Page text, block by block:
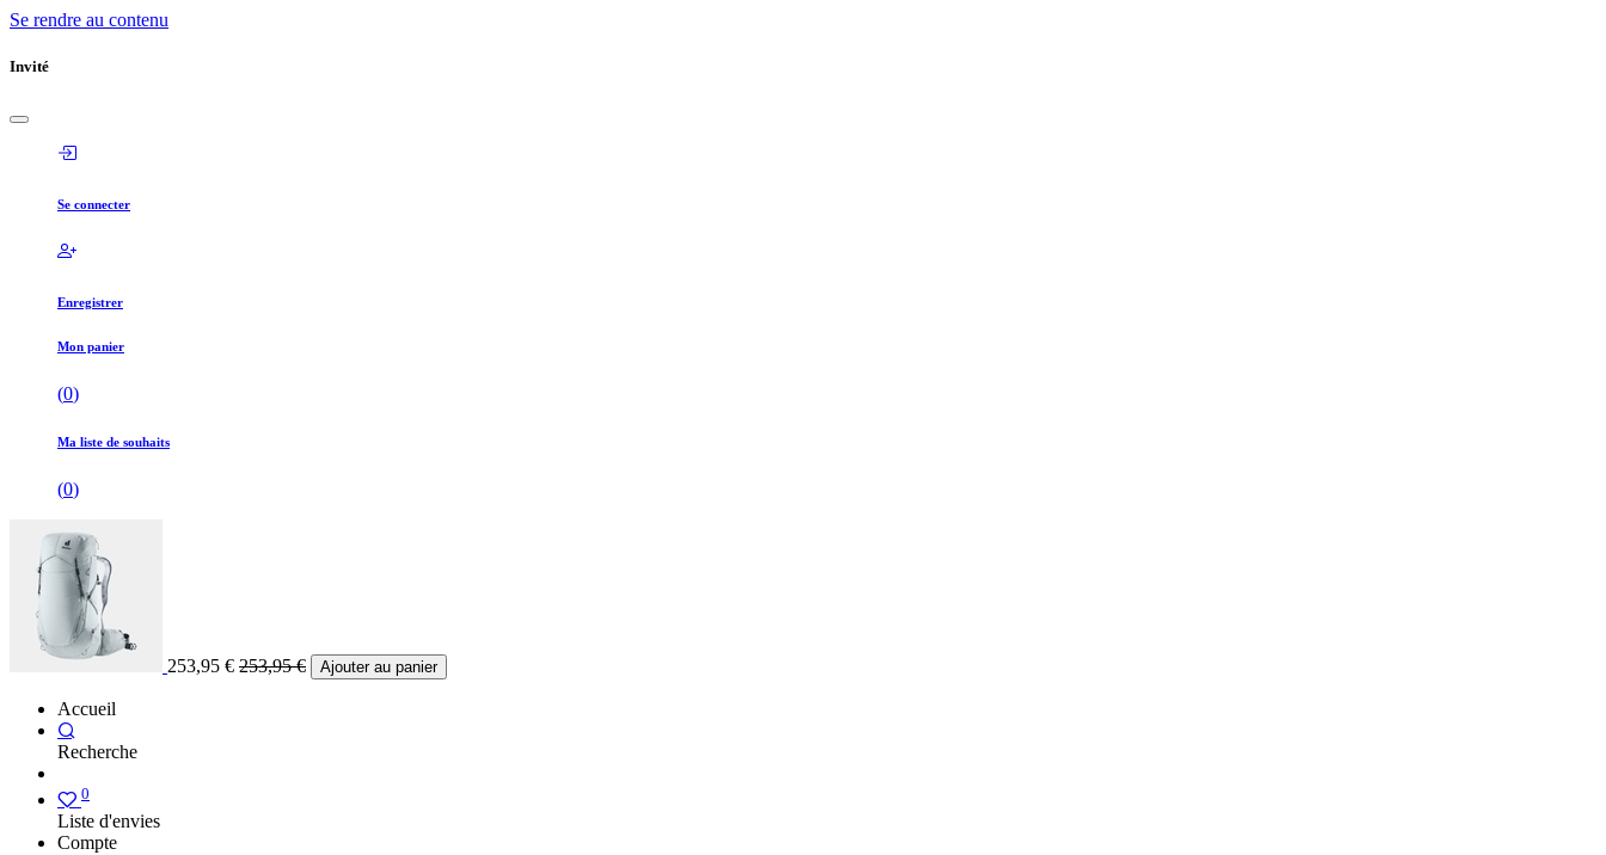
Se rendre au contenu
Invité
Se connecter
Enregistrer
Mon panier
(0)
Ma liste de souhaits
(0)
253,95 € 253,95€ Ajouter au panier
Accueil
Recherche
0
Liste d'envies
Compte